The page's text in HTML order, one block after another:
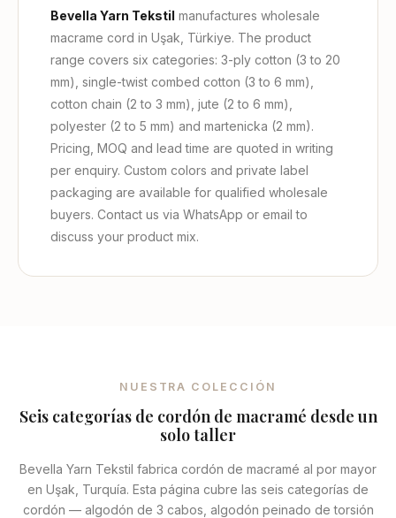
Bevella Yarn Tekstil manufactures wholesale
macrame cord in Uşak, Türkiye. The product
range covers six categories: 3-ply cotton (3 to 20
mm), single-twist combed cotton (3 to 6 mm),
cotton chain (2 to 3 mm), jute (2 to 6 mm),
polyester (2 to 5 mm) and martenicka (2 mm).
Pricing, MOQ and lead time are quoted in writing
per enquiry. Custom colors and private label
packaging are available for qualified wholesale
buyers. Contact us via WhatsApp or email to
discuss your product mix.
NUESTRA COLECCIÓN
Seis categorías de cordón de macramé desde un
solo taller
Bevella Yarn Tekstil fabrica cordón de macramé al por mayor
en Uşak, Turquía. Esta página cubre las seis categorías de
cordón — algodón de 3 cabos, algodón peinado de torsión